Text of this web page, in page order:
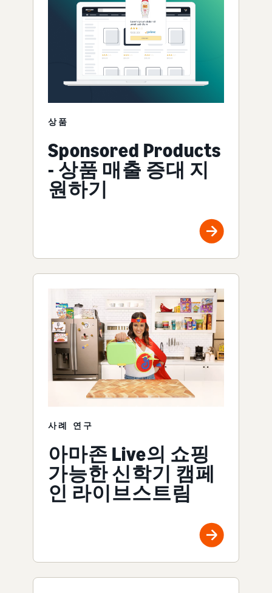
상품
Sponsored Products
- 상품 매출 증대 지
원하기
사례 연구
아마존 Live의 쇼핑
가능한 신학기 캠페
인 라이브스트림